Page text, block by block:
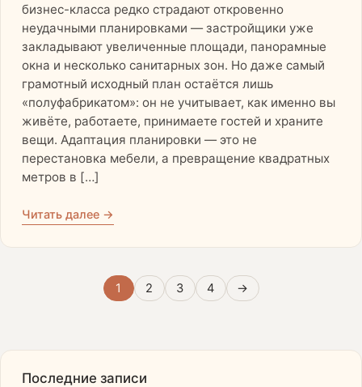
бизнес-класса редко страдают откровенно
неудачными планировками — застройщики уже
закладывают увеличенные площади, панорамные
окна и несколько санитарных зон. Но даже самый
грамотный исходный план остаётся лишь
«полуфабрикатом»: он не учитывает, как именно вы
живёте, работаете, принимаете гостей и храните
вещи. Адаптация планировки — это не
перестановка мебели, а превращение квадратных
метров в […]
Читать далее →
1 2 3 4 →
Последние записи